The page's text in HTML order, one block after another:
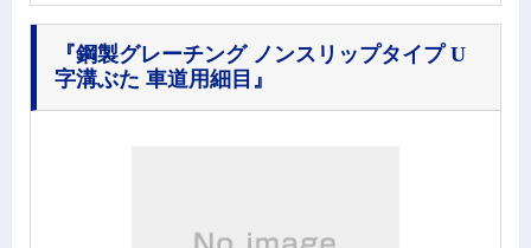
『鋼製グレーチング ノンスリップタイプ U
字溝ぶた 車道用細目』